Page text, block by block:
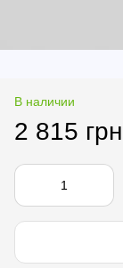
В наличии
2 815 грн